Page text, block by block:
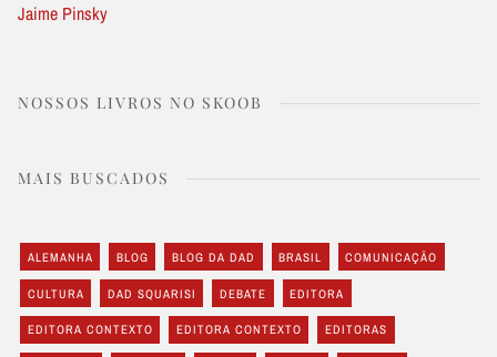
Jaime Pinsky
NOSSOS LIVROS NO SKOOB
MAIS BUSCADOS
ALEMANHA BLOG BLOG DA DAD BRASIL COMUNICAÇÃO
CULTURA DAD SQUARISI DEBATE EDITORA
EDITORA CONTEXTO EDITORA CONTEXTO EDITORAS